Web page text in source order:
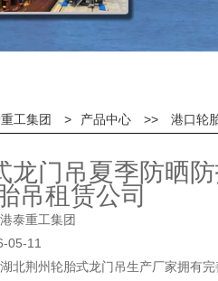
工集团 > 产品中心 >>
港口轮
龙门吊夏季防晒
吊租赁公司
泰重工集团
05-11
北荆州轮胎式龙门吊生产厂家拥有